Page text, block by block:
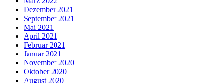
Dezember 2021
September 2021
Mai 2021
April 2021
Februar 2021
Januar 2021
November 2020
Oktober 2020
August 2020